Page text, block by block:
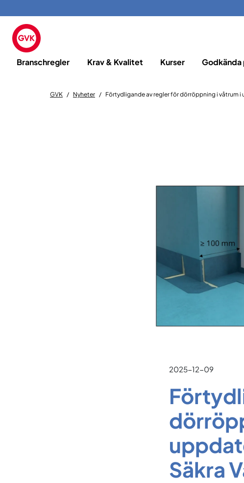
Branschregler Krav & Kvalitet Kurser
GVK Nyheter Förtydligande av regler för dörröppning i våtrum
2025-12-09
Säkra